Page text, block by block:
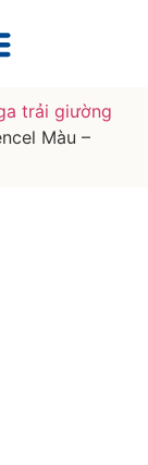
trải giường
Màu –